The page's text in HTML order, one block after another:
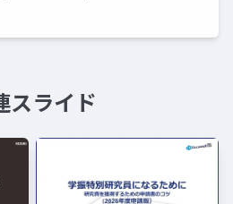
スライド